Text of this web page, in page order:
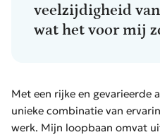
veelzijdigheid
wat het voor mij
Met een rijke en gevarieerde
unieke combinatie van
werk. Mijn loopbaan omvat